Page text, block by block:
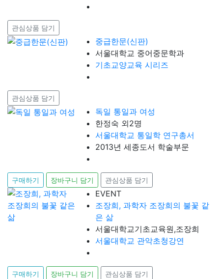
관심상품 담기
중급한문(신판)
서울대학교 중어중문학과
기초교양교육 시리즈
관심상품 담기
독일 통일과 여성
한정숙 외2명
서울대학교 통일학 연구총서
2013년 세종도서 학술부문
구매하기 장바구니 담기 관심상품 담기
EVENT
조장희, 과학자 조장희의 불꽃 같
은 삶
서울대학교기초교육원,조장희
서울대학교 관악초청강연
구매하기 장바구니 담기 관심상품 담기